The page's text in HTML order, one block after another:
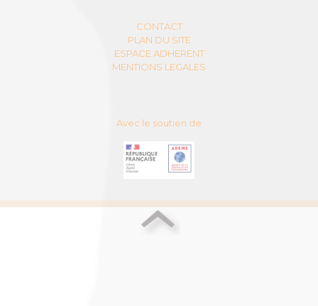
CONTACT
PLAN DU SITE
ESPACE ADHERENT
MENTIONS LEGALES
Avec le soutien de